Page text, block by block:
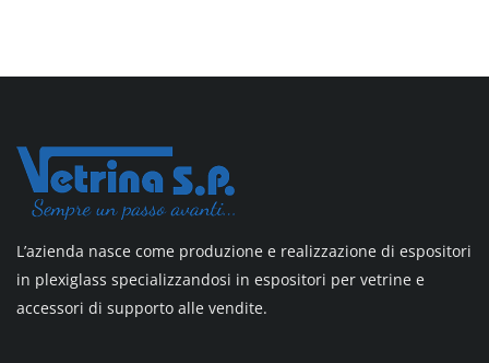
L’azienda nasce come produzione e realizzazione di espositori
in plexiglass specializzandosi in espositori per vetrine e
accessori di supporto alle vendite.